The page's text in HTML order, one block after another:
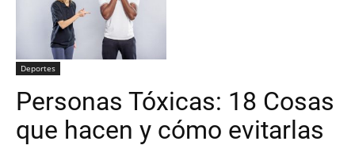
Deportes
Personas Tóxicas: 18 Cosas
que hacen y cómo evitarlas